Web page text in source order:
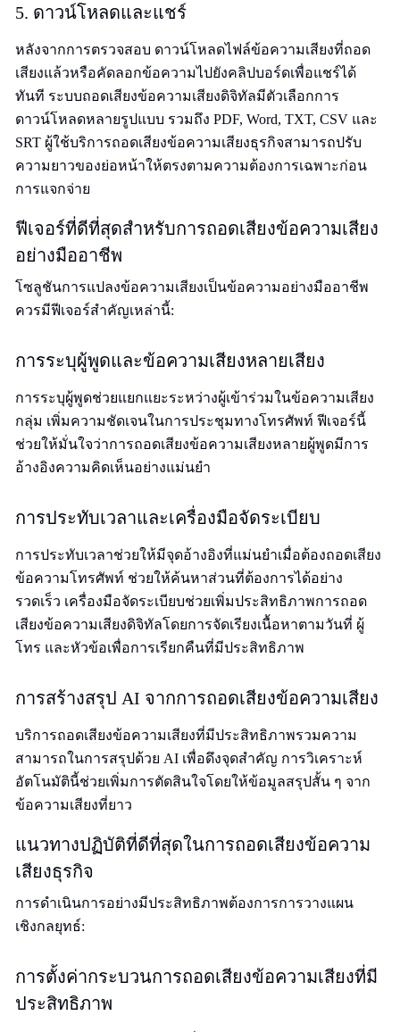
5. ดาวน์โหลดและแชร์
หลังจากการตรวจสอบ ดาวน์โหลดไฟล์ข้อความเสียงที่ถอด
เสียงแล้วหรือคัดลอกข้อความไปยังคลิปบอร์ดเพื่อแชร์ได้
ทันที ระบบถอดเสียงข้อความเสียงดิจิทัลมีตัวเลือกการ
ดาวน์โหลดหลายรูปแบบ รวมถึง PDF, Word, TXT, CSV และ
SRT ผู้ใช้บริการถอดเสียงข้อความเสียงธุรกิจสามารถปรับ
ความยาวของย่อหน้าให้ตรงตามความต้องการเฉพาะก่อน
การแจกจ่าย
ฟีเจอร์ที่ดีที่สุดสำหรับการถอดเสียงข้อความเสียง
อย่างมืออาชีพ
โซลูชันการแปลงข้อความเสียงเป็นข้อความอย่างมืออาชีพ
ควรมีฟีเจอร์สำคัญเหล่านี้:
การระบุผู้พูดและข้อความเสียงหลายเสียง
การระบุผู้พูดช่วยแยกแยะระหว่างผู้เข้าร่วมในข้อความเสียง
กลุ่ม เพิ่มความชัดเจนในการประชุมทางโทรศัพท์ ฟีเจอร์นี้
ช่วยให้มั่นใจว่าการถอดเสียงข้อความเสียงหลายผู้พูดมีการ
อ้างอิงความคิดเห็นอย่างแม่นยำ
การประทับเวลาและเครื่องมือจัดระเบียบ
การประทับเวลาช่วยให้มีจุดอ้างอิงที่แม่นยำเมื่อต้องถอดเสียง
ข้อความโทรศัพท์ ช่วยให้ค้นหาส่วนที่ต้องการได้อย่าง
รวดเร็ว เครื่องมือจัดระเบียบช่วยเพิ่มประสิทธิภาพการถอด
เสียงข้อความเสียงดิจิทัลโดยการจัดเรียงเนื้อหาตามวันที่ ผู้
โทร และหัวข้อเพื่อการเรียกคืนที่มีประสิทธิภาพ
การสร้างสรุป AI จากการถอดเสียงข้อความเสียง
บริการถอดเสียงข้อความเสียงที่มีประสิทธิภาพรวมความ
สามารถในการสรุปด้วย AI เพื่อดึงจุดสำคัญ การวิเคราะห์
อัตโนมัตินี้ช่วยเพิ่มการตัดสินใจโดยให้ข้อมูลสรุปสั้น ๆ จาก
ข้อความเสียงที่ยาว
แนวทางปฏิบัติที่ดีที่สุดในการถอดเสียงข้อความ
เสียงธุรกิจ
การดำเนินการอย่างมีประสิทธิภาพต้องการการวางแผน
เชิงกลยุทธ์:
การตั้งค่ากระบวนการถอดเสียงข้อความเสียงที่มี
ประสิทธิภาพ